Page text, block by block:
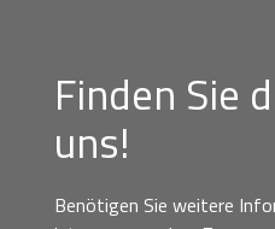
Finden Sie
uns!
Benötigen Sie weitere